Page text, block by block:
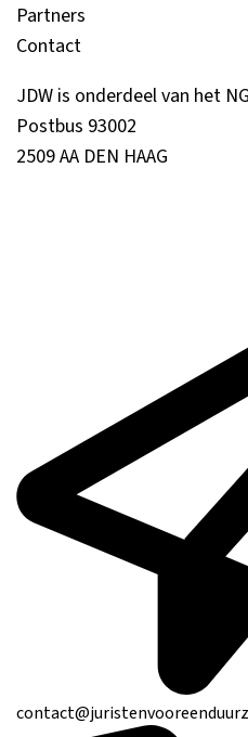
Partners
Contact
JDW is onderdeel van het
Postbus 93002
2509 AA DEN HAAG